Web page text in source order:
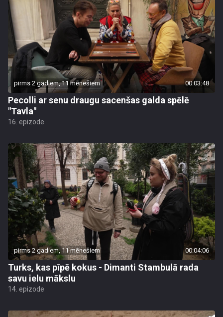
pirms 2 gadiem, 11 mēnešiem 00:03:48
Pecolli ar senu draugu sacenšas galda spēlē
"Tavla"
16. epizode
pirms 2 gadiem, 11 mēnešiem 00:04:06
Turks, kas pīpē kokus - Dimanti Stambulā rada
savu ielu mākslu
14. epizode